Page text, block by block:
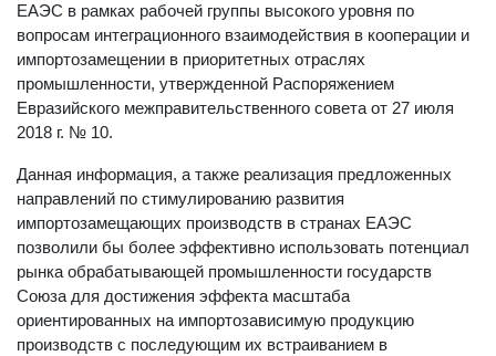
ЕАЭС в рамках рабочей группы высокого уровня по
вопросам интеграционного взаимодействия в кооперации и
импортозамещении в приоритетных отраслях
промышленности, утвержденной Распоряжением
Евразийского межправительственного совета от 27 июля
2018 г. № 10.
Данная информация, а также реализация предложенных
направлений по стимулированию развития
импортозамещающих производств в странах ЕАЭС
позволили бы более эффективно использовать потенциал
рынка обрабатывающей промышленности государств
Союза для достижения эффекта масштаба
ориентированных на импортозависимую продукцию
производств с последующим их встраиванием в